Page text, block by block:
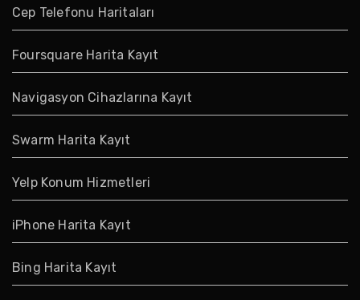
Cep Telefonu Haritaları
Foursquare Harita Kayıt
Navigasyon Cihazlarına Kayıt
Swarm Harita Kayıt
Yelp Konum Hizmetleri
iPhone Harita Kayıt
Bing Harita Kayıt